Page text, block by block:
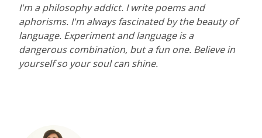
I'm a philosophy addict. I write poems and
aphorisms. I'm always fascinated by the beauty of
language. Experiment and language is a
dangerous combination, but a fun one. Believe in
yourself so your soul can shine.